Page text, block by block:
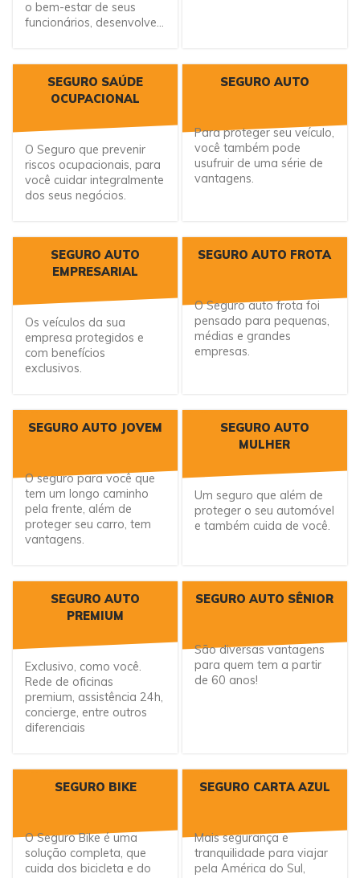
o bem-estar de seus
funcionários, desenvolve...
SEGURO SAÚDE
OCUPACIONAL
O Seguro que prevenir
riscos ocupacionais, para
você cuidar integralmente
dos seus negócios.
SEGURO AUTO
Para proteger seu veículo,
você também pode
usufruir de uma série de
vantagens.
SEGURO AUTO
EMPRESARIAL
Os veículos da sua
empresa protegidos e
com benefícios
exclusivos.
SEGURO AUTO FROTA
O Seguro auto frota foi
pensado para pequenas,
médias e grandes
empresas.
SEGURO AUTO JOVEM
O seguro para você que
tem um longo caminho
pela frente, além de
proteger seu carro, tem
vantagens.
SEGURO AUTO
MULHER
Um seguro que além de
proteger o seu automóvel
e também cuida de você.
SEGURO AUTO
PREMIUM
Exclusivo, como você.
Rede de oficinas
premium, assistência 24h,
concierge, entre outros
diferenciais
SEGURO AUTO SÊNIOR
São diversas vantagens
para quem tem a partir
de 60 anos!
SEGURO BIKE
O Seguro Bike é uma
solução completa, que
cuida dos bicicleta e do
SEGURO CARTA AZUL
Mais segurança e
tranquilidade para viajar
pela América do Sul,